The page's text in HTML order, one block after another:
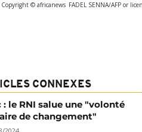
Copyright © africanews FADEL SENNA/AFP or
CONNEXES
: le RNI salue une "volonté
de changement"